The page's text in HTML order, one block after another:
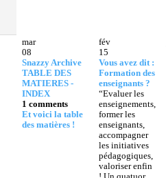
mar
08
Snazzy Archive
TABLE DES
MATIERES -
INDEX
1 comments
Et voici la table
des matières !
fév
15
Vous avez dit :
Formation des
enseignants ?
“Evaluer les
enseignements,
former les
enseignants,
accompagner
les initiatives
pédagogiques,
valoriser enfin